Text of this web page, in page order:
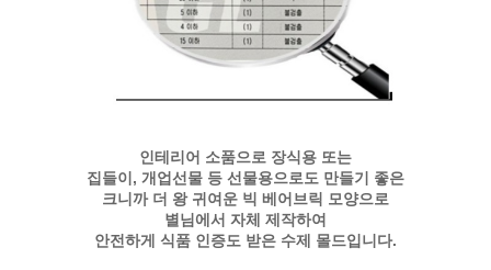
인테리어 소품으로 장식용 또는
집들이, 개업선물 등 선물용으로도 만들기 좋은
크니까 더 왕 귀여운 빅 베어브릭 모양으로
별님에서 자체 제작하여
안전하게 식품 인증도 받은 수제 몰드입니다.